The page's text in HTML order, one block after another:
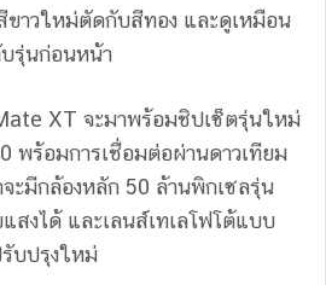
าวใหม่ตัดกับสีทอง และดูเหมือน
บรุ่นก่อนหน้า
XT จะมาพร้อมชิปเซ็ตรุ่นใหม่
พร้อมการเชื่อมต่อผ่านดาวเทียม
จะมีกล้องหลัก 50 ล้านพิกเซลรุ่น
สงได้ และเลนส์เทเลโฟโต้แบบ
บปรุงใหม่